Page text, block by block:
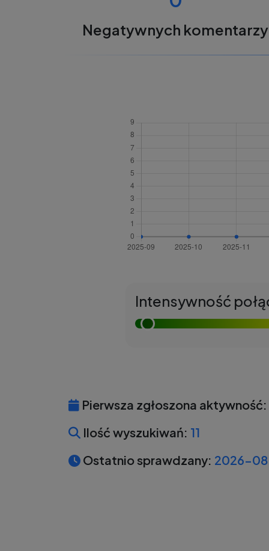
Negatywnych komentarzy
Intensywność
Pierwsza zgłoszona aktywność:
Ilość wyszukiwań: 11
Ostatnio sprawdzany: 2026-